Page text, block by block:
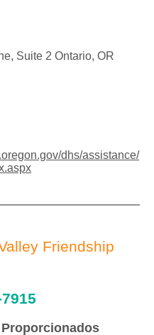
Suite 2 Ontario, OR
dhs/assistance/
Friendship